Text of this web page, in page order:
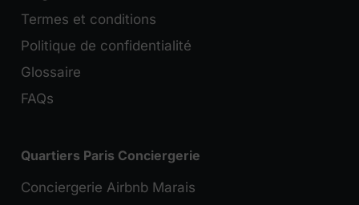
Termes et conditions
Politique de confidentialité
Glossaire
FAQs
Quartiers Paris Conciergerie
Conciergerie Airbnb Marais